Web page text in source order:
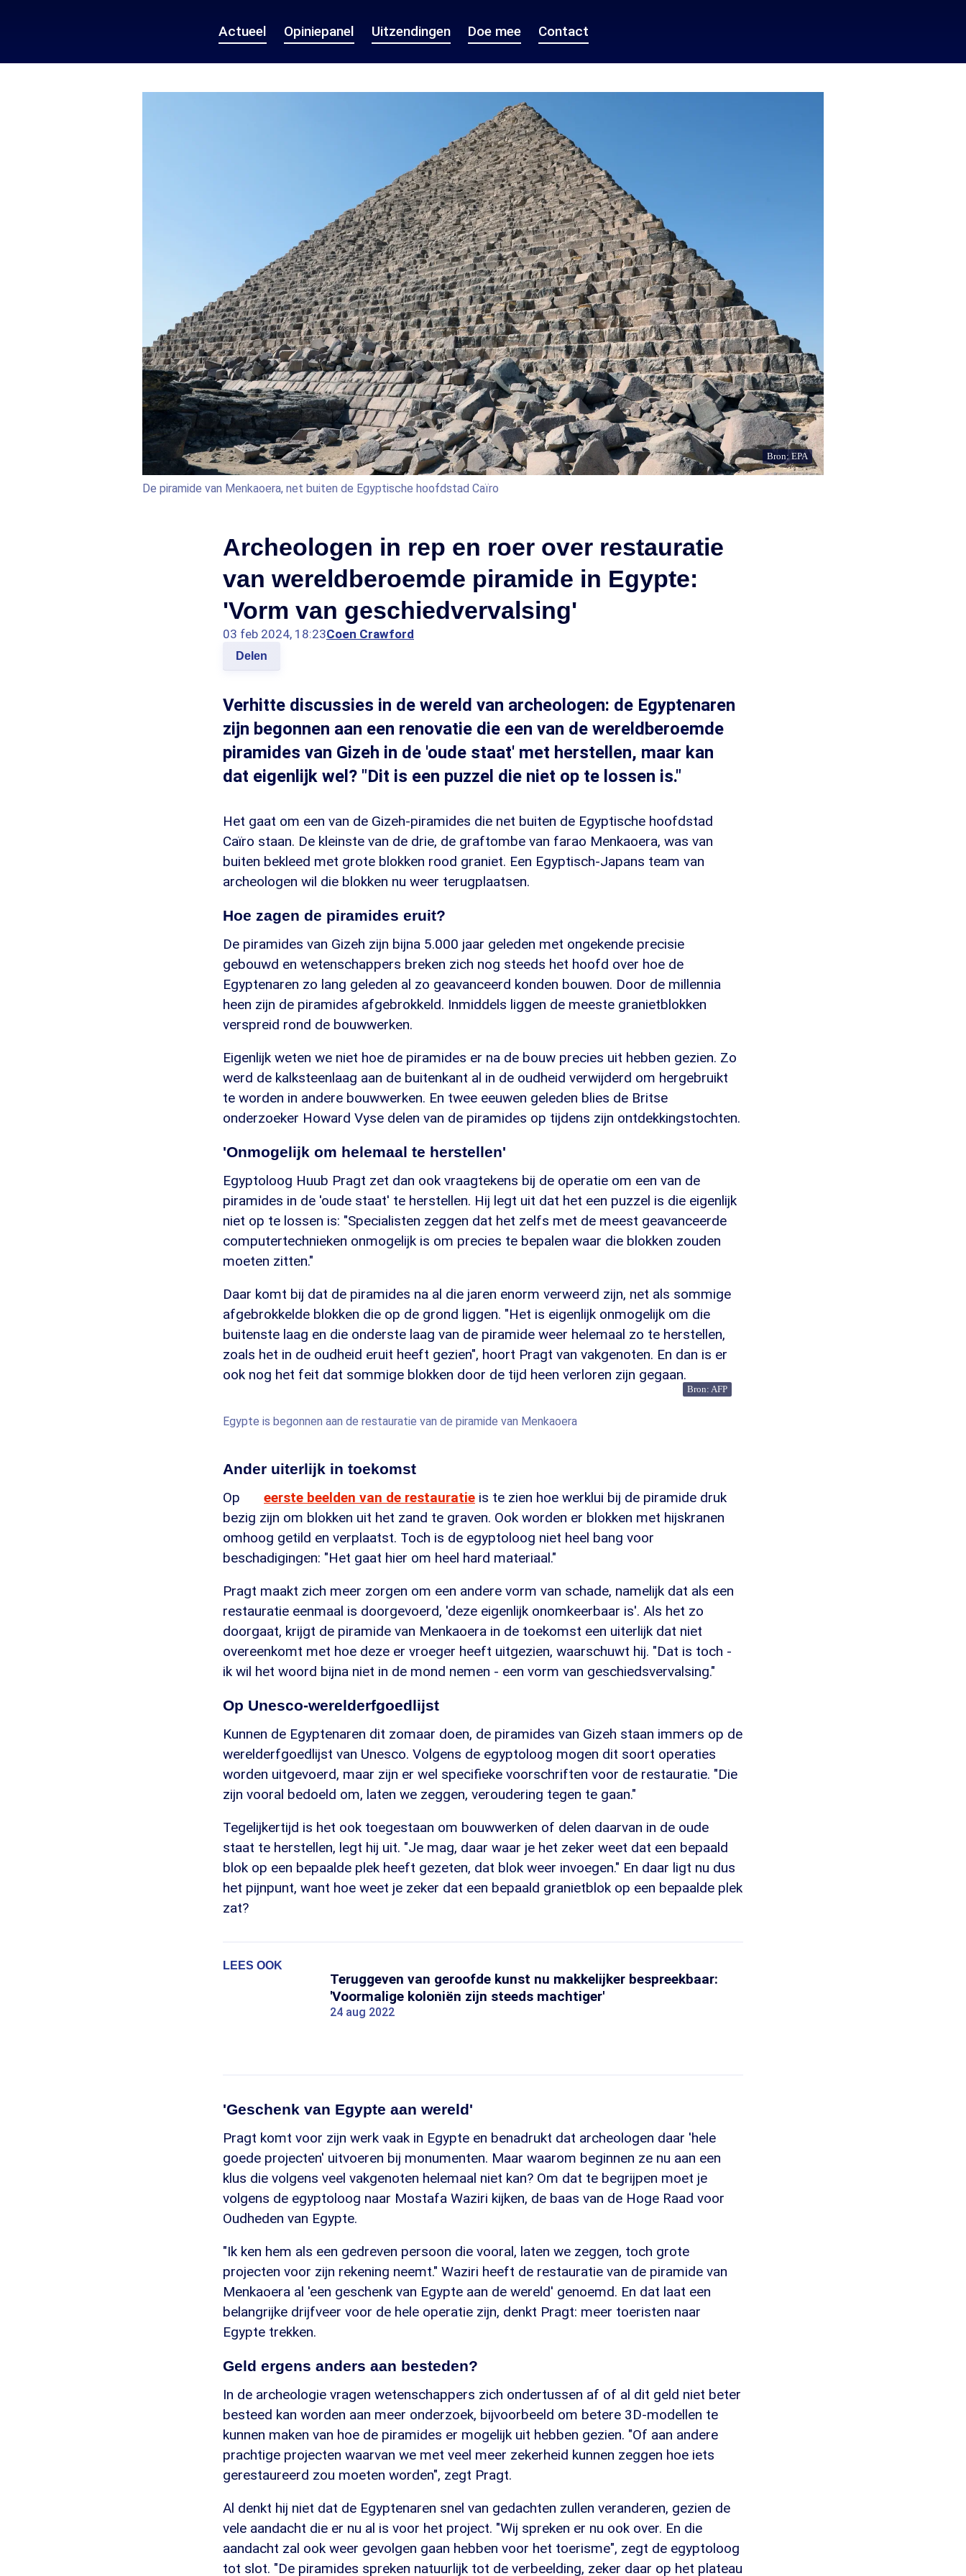
Actueel Opiniepanel Uitzendingen Doe mee Contact
Bron: EPA
De piramide van Menkaoera, net buiten de Egyptische hoofdstad Caïro
Archeologen in rep en roer over restauratie
van wereldberoemde piramide in Egypte:
'Vorm van geschiedvervalsing'
03 feb 2024, 18:23Coen Crawford
Delen
Verhitte discussies in de wereld van archeologen: de Egyptenaren
zijn begonnen aan een renovatie die een van de wereldberoemde
piramides van Gizeh in de 'oude staat' met herstellen, maar kan
dat eigenlijk wel? "Dit is een puzzel die niet op te lossen is."
Het gaat om een van de Gizeh-piramides die net buiten de Egyptische hoofdstad
Caïro staan. De kleinste van de drie, de graftombe van farao Menkaoera, was van
buiten bekleed met grote blokken rood graniet. Een Egyptisch-Japans team van
archeologen wil die blokken nu weer terugplaatsen.
Hoe zagen de piramides eruit?
De piramides van Gizeh zijn bijna 5.000 jaar geleden met ongekende precisie
gebouwd en wetenschappers breken zich nog steeds het hoofd over hoe de
Egyptenaren zo lang geleden al zo geavanceerd konden bouwen. Door de millennia
heen zijn de piramides afgebrokkeld. Inmiddels liggen de meeste granietblokken
verspreid rond de bouwwerken.
Eigenlijk weten we niet hoe de piramides er na de bouw precies uit hebben gezien. Zo
werd de kalksteenlaag aan de buitenkant al in de oudheid verwijderd om hergebruikt
te worden in andere bouwwerken. En twee eeuwen geleden blies de Britse
onderzoeker Howard Vyse delen van de piramides op tijdens zijn ontdekkingstochten.
'Onmogelijk om helemaal te herstellen'
Egyptoloog Huub Pragt zet dan ook vraagtekens bij de operatie om een van de
piramides in de 'oude staat' te herstellen. Hij legt uit dat het een puzzel is die eigenlijk
niet op te lossen is: "Specialisten zeggen dat het zelfs met de meest geavanceerde
computertechnieken onmogelijk is om precies te bepalen waar die blokken zouden
moeten zitten."
Daar komt bij dat de piramides na al die jaren enorm verweerd zijn, net als sommige
afgebrokkelde blokken die op de grond liggen. "Het is eigenlijk onmogelijk om die
buitenste laag en die onderste laag van de piramide weer helemaal zo te herstellen,
zoals het in de oudheid eruit heeft gezien", hoort Pragt van vakgenoten. En dan is er
ook nog het feit dat sommige blokken door de tijd heen verloren zijn gegaan.
Bron: AFP
Egypte is begonnen aan de restauratie van de piramide van Menkaoera
Ander uiterlijk in toekomst
Op
eerste beelden van de restauratie is te zien hoe werklui bij de piramide druk
bezig zijn om blokken uit het zand te graven. Ook worden er blokken met hijskranen
omhoog getild en verplaatst. Toch is de egyptoloog niet heel bang voor
beschadigingen: "Het gaat hier om heel hard materiaal."
Pragt maakt zich meer zorgen om een andere vorm van schade, namelijk dat als een
restauratie eenmaal is doorgevoerd, 'deze eigenlijk onomkeerbaar is'. Als het zo
doorgaat, krijgt de piramide van Menkaoera in de toekomst een uiterlijk dat niet
overeenkomt met hoe deze er vroeger heeft uitgezien, waarschuwt hij. "Dat is toch -
ik wil het woord bijna niet in de mond nemen - een vorm van geschiedsvervalsing."
Op Unesco-werelderfgoedlijst
Kunnen de Egyptenaren dit zomaar doen, de piramides van Gizeh staan immers op de
werelderfgoedlijst van Unesco. Volgens de egyptoloog mogen dit soort operaties
worden uitgevoerd, maar zijn er wel specifieke voorschriften voor de restauratie. "Die
zijn vooral bedoeld om, laten we zeggen, veroudering tegen te gaan."
Tegelijkertijd is het ook toegestaan om bouwwerken of delen daarvan in de oude
staat te herstellen, legt hij uit. "Je mag, daar waar je het zeker weet dat een bepaald
blok op een bepaalde plek heeft gezeten, dat blok weer invoegen." En daar ligt nu dus
het pijnpunt, want hoe weet je zeker dat een bepaald granietblok op een bepaalde plek
zat?
LEES OOK
Teruggeven van geroofde kunst nu makkelijker bespreekbaar:
'Voormalige koloniën zijn steeds machtiger'
24 aug 2022
'Geschenk van Egypte aan wereld'
Pragt komt voor zijn werk vaak in Egypte en benadrukt dat archeologen daar 'hele
goede projecten' uitvoeren bij monumenten. Maar waarom beginnen ze nu aan een
klus die volgens veel vakgenoten helemaal niet kan? Om dat te begrijpen moet je
volgens de egyptoloog naar Mostafa Waziri kijken, de baas van de Hoge Raad voor
Oudheden van Egypte.
"Ik ken hem als een gedreven persoon die vooral, laten we zeggen, toch grote
projecten voor zijn rekening neemt." Waziri heeft de restauratie van de piramide van
Menkaoera al 'een geschenk van Egypte aan de wereld' genoemd. En dat laat een
belangrijke drijfveer voor de hele operatie zijn, denkt Pragt: meer toeristen naar
Egypte trekken.
Geld ergens anders aan besteden?
In de archeologie vragen wetenschappers zich ondertussen af of al dit geld niet beter
besteed kan worden aan meer onderzoek, bijvoorbeeld om betere 3D-modellen te
kunnen maken van hoe de piramides er mogelijk uit hebben gezien. "Of aan andere
prachtige projecten waarvan we met veel meer zekerheid kunnen zeggen hoe iets
gerestaureerd zou moeten worden", zegt Pragt.
Al denkt hij niet dat de Egyptenaren snel van gedachten zullen veranderen, gezien de
vele aandacht die er nu al is voor het project. "Wij spreken er nu ook over. En die
aandacht zal ook weer gevolgen gaan hebben voor het toerisme", zegt de egyptoloog
tot slot. "De piramides spreken natuurlijk tot de verbeelding, zeker daar op het plateau